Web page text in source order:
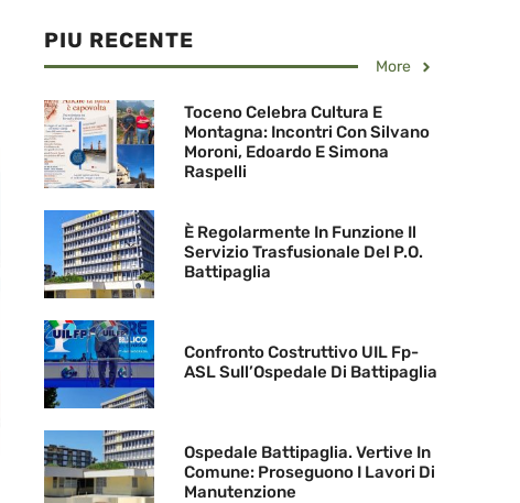
PIU RECENTE
More
Toceno Celebra Cultura E
Montagna: Incontri Con Silvano
Moroni, Edoardo E Simona
Raspelli
È Regolarmente In Funzione Il
Servizio Trasfusionale Del P.O.
Battipaglia
Confronto Costruttivo UIL Fp-
ASL Sull’Ospedale Di Battipaglia
Ospedale Battipaglia. Vertive In
Comune: Proseguono I Lavori Di
Manutenzione